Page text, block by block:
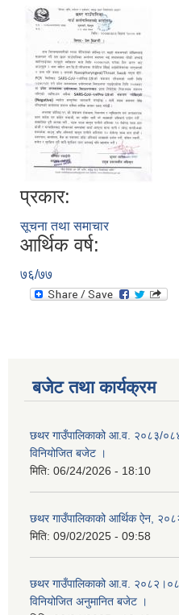
प्रकार:
सूचना तथा समाचार
आर्थिक वर्ष:
७६/७७
बजेट तथा कार्यक्रम
छथर गाउँपालिकाको आ.व. २०८३/
विनियोजित बजेट ।
मिति: 06/24/2026 - 18:10
छथर गाउँपालिकाको आर्थिक ऐन,
मिति: 09/02/2025 - 09:58
छथर गाउँपालिकाको आ.व.
विनियोजित अनुमानित बजेट ।